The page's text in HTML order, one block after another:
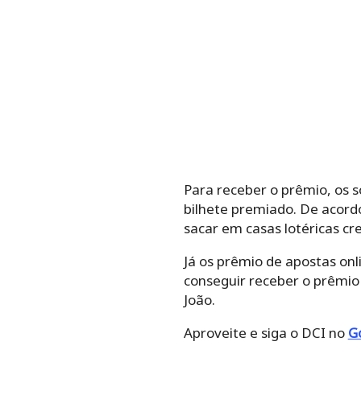
Para receber o prêmio, os
bilhete premiado. De
sacar em casas lotéricas
Já os prêmio de apostas
conseguir receber o
João.
Aproveite e siga o DCI no